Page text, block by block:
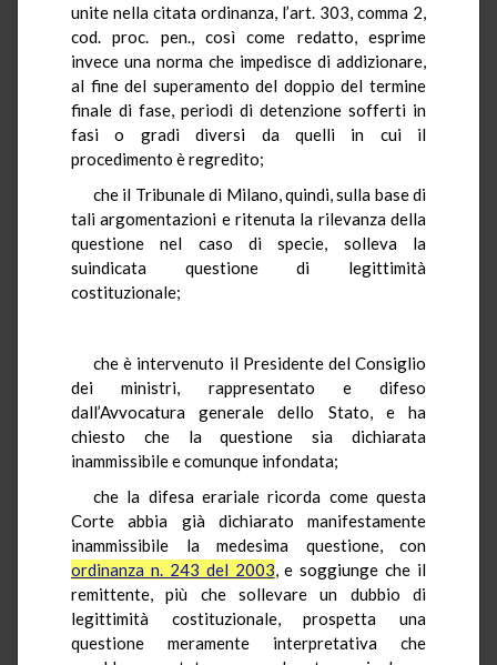
unite nella citata ordinanza, l’art. 303, comma 2,
cod. proc. pen., così come redatto, esprime
invece una norma che impedisce di addizionare,
al fine del superamento del doppio del termine
finale di fase, periodi di detenzione sofferti in
fasi o gradi diversi da quelli in cui il
procedimento è regredito;
che il Tribunale di Milano, quindi, sulla base di
tali argomentazioni e ritenuta la rilevanza della
questione nel caso di specie, solleva la
suindicata questione di legittimità
costituzionale;
che è intervenuto il Presidente del Consiglio
dei ministri, rappresentato e difeso
dall’Avvocatura generale dello Stato, e ha
chiesto che la questione sia dichiarata
inammissibile e comunque infondata;
che la difesa erariale ricorda come questa
Corte abbia già dichiarato manifestamente
inammissibile la medesima questione, con
ordinanza n. 243 del 2003, e soggiunge che il
remittente, più che sollevare un dubbio di
legittimità costituzionale, prospetta una
questione meramente interpretativa che